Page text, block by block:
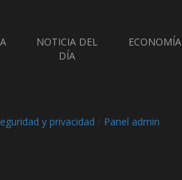
NOTICIA DEL
DÍA
ECONOMÍA
y privacidad Panel admin